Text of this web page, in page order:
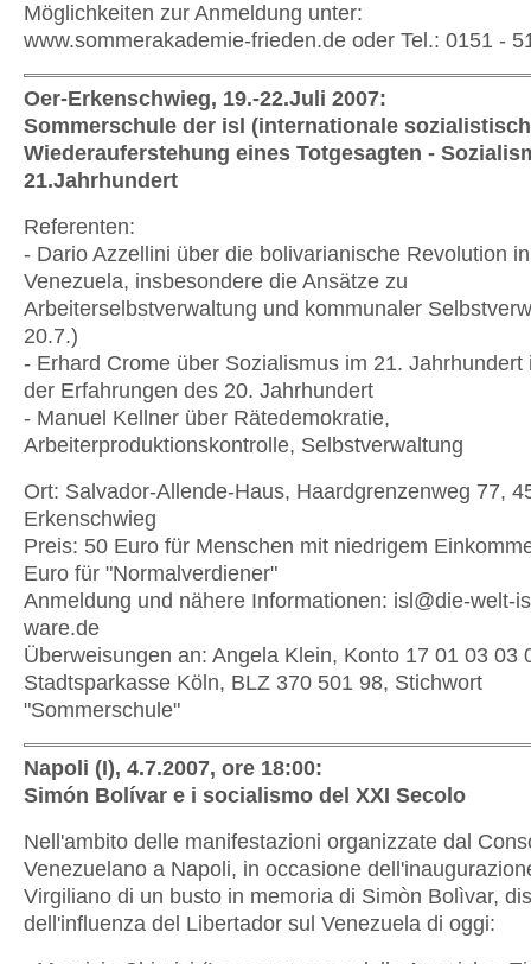
Möglichkeiten zur Anmeldung unter:
www.sommerakademie-frieden.de oder Tel.: 0151 -
Oer-Erkenschwieg, 19.-22.Juli 2007:
Sommerschule der isl (internationale
Wiederauferstehung eines Totgesagten -
21.Jahrhundert
Referenten:
- Dario Azzellini über die bolivarianische Revolution in
Venezuela, insbesondere die Ansätze zu
Arbeiterselbstverwaltung und kommunaler
20.7.)
- Erhard Crome über Sozialismus im 21. Jahrhundert
der Erfahrungen des 20. Jahrhundert
- Manuel Kellner über Rätedemokratie,
Arbeiterproduktionskontrolle, Selbstverwaltung
Ort: Salvador-Allende-Haus, Haardgrenzenweg 77,
Erkenschwieg
Preis: 50 Euro für Menschen mit niedrigem
Euro für "Normalverdiener"
Anmeldung und nähere Informationen: isl@die-welt-
ware.de
Überweisungen an: Angela Klein, Konto 17 01 03 03
Stadtsparkasse Köln, BLZ 370 501 98, Stichwort
"Sommerschule"
Napoli (I), 4.7.2007, ore 18:00:
Simón Bolívar e i socialismo del XXI Secolo
Nell'ambito delle manifestazioni organizzate dal
Venezuelano a Napoli, in occasione
Virgiliano di un busto in memoria di Simòn Bolìvar,
dell'influenza del Libertador sul Venezuela di oggi: